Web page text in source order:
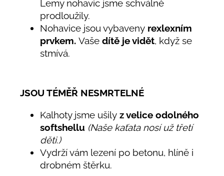
Lemy nohavic jsme schválně
prodloužily.
Nohavice jsou vybaveny rexlexním
prvkem. Vaše dítě je vidět, když se
stmívá.
JSOU TÉMĚŘ NESMRTELNÉ
Kalhoty jsme ušily z velice odolného
softshellu (Naše kaťata nosí už třetí
děti.)
Vydrží vám lezení po betonu, hlíně i
drobném štěrku.